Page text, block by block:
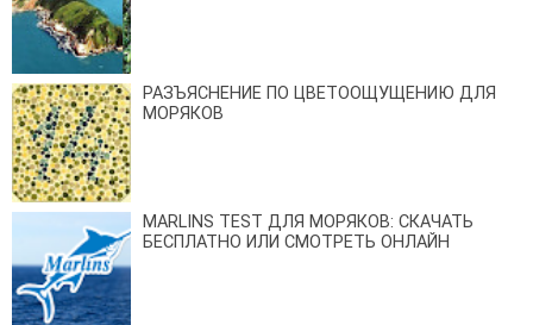
РАЗЪЯСНЕНИЕ ПО ЦВЕТООЩУЩЕНИЮ ДЛЯ
МОРЯКОВ
MARLINS TEST ДЛЯ МОРЯКОВ: СКАЧАТЬ
БЕСПЛАТНО ИЛИ СМОТРЕТЬ ОНЛАЙН